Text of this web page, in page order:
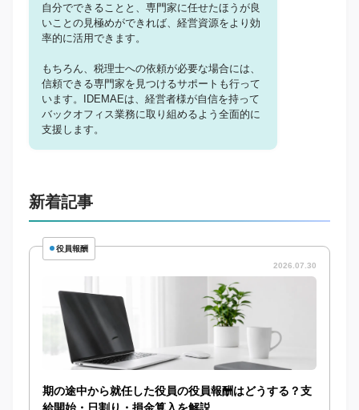
自分でできることと、専門家に任せたほうが良
いことの見極めができれば、経営資源をより効
率的に活用できます。
もちろん、税理士への依頼が必要な場合には、
信頼できる専門家を見つけるサポートも行って
います。IDEMAEは、経営者様が自信を持って
バックオフィス業務に取り組めるよう全面的に
支援します。
新着記事
役員報酬
2026.07.30
期の途中から就任した役員の役員報酬はどうする？支